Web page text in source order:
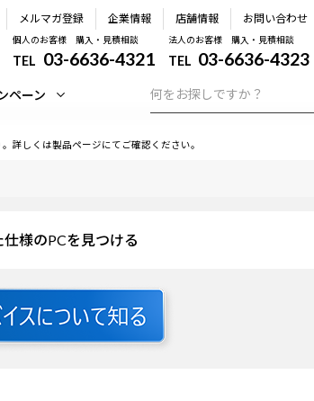
メルマガ登録 企業情報 店舗情報 お問い合わせ
個人のお客様 購入・見積相談
TEL 03-6636-4321
法人のお客様 購入・見積相談
TEL 03-6636-4323
ペーン
詳しくは製品ページにてご確認ください。
様のPCを見つける